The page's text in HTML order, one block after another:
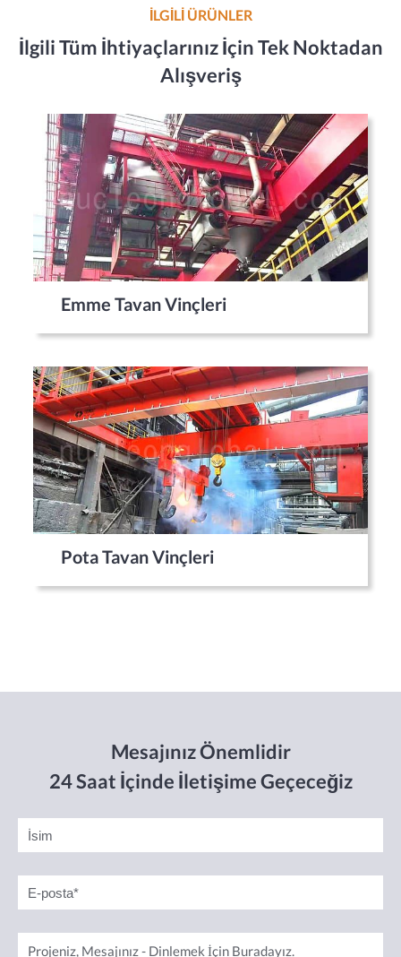
İLGİLİ ÜRÜNLER
İlgili Tüm İhtiyaçlarınız İçin Tek Noktadan
Alışveriş
Emme Tavan Vinçleri
Pota Tavan Vinçleri
Mesajınız Önemlidir
24 Saat İçinde İletişime Geçeceğiz